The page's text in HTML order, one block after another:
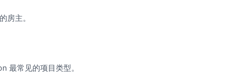
房主。
最常见的项目类型。